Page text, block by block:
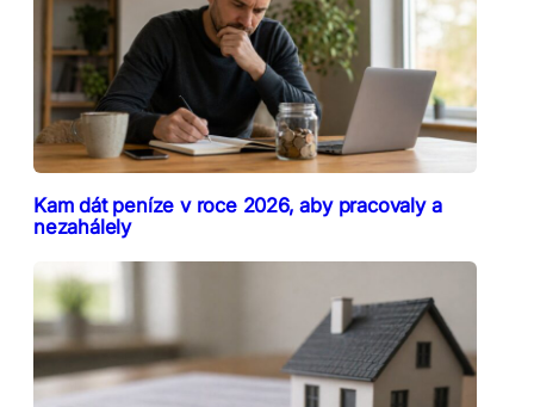
Kam dát peníze v roce 2026, aby pracovaly a
nezahálely